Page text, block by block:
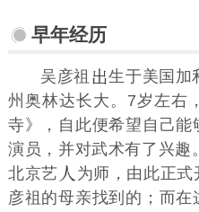
早年经历
吴彦祖 生于美国加
州奥林达长大。7岁左右，
寺》，自此便希望自己
演员，并对武术有了兴趣
北京艺
为师，由此正
彦祖的母亲找到的；而